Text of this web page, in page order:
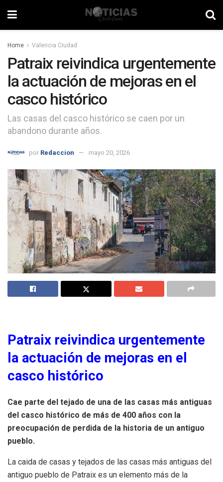
Home Valencia Ciudad
Patraix reivindica urgentemente
la actuación de mejoras en el
casco histórico
Las casas del casco histórico se caen por un
abandono durante años.
por Redaccion mayo 20, 2026
Patraix reivindica urgentemente
la actuación de mejoras en el
casco histórico
Cae parte del tejado de una de las casas más antiguas
del casco histórico de más de 400 años con la
preocupación de perdida de la historia de un antiguo
pueblo.
La caida de casas y tejados de las casas más antiguas del
antiguo pueblo de Patraix es un elemento más de la